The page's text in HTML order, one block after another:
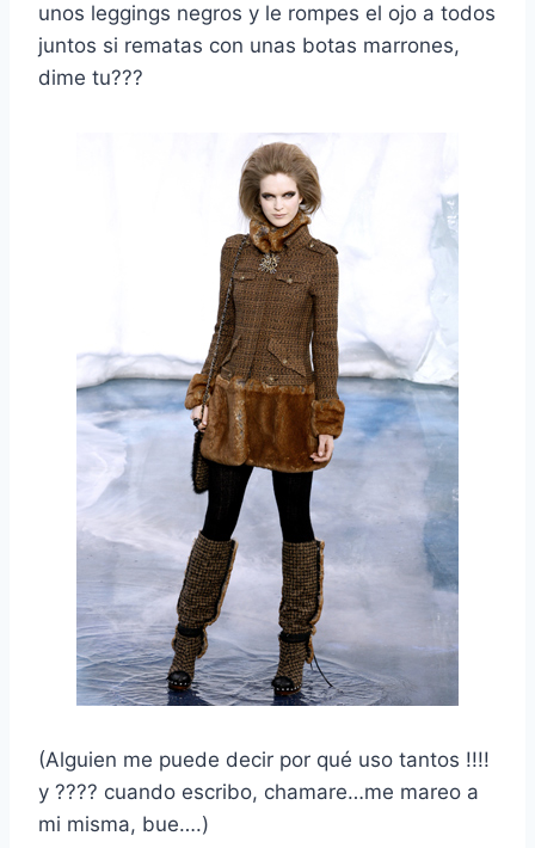
unos leggings negros y le rompes el ojo a todos
juntos si rematas con unas botas marrones,
dime tu???
(Alguien me puede decir por qué uso tantos !!!!
y ???? cuando escribo, chamare…me mareo a
mi misma, bue….)